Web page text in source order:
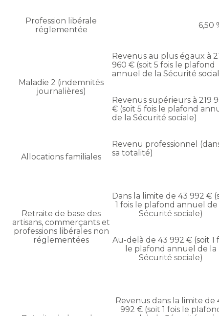
Profession libérale
réglementée
6,50
Maladie 2 (indemnités
journalières)
Revenus au plus égaux à
960 € (soit 5 fois le plafond
annuel de la Sécurité
Revenus supérieurs à 219
€ (soit 5 fois le plafond
de la Sécurité sociale)
Allocations familiales
Revenu professionnel
sa totalité)
Retraite de base des
artisans, commerçants et
professions libérales non
réglementées
Dans la limite de 43 992 €
1 fois le plafond annuel de
Sécurité sociale)
Au-delà de 43 992 € (soit 1
le plafond annuel de la
Sécurité sociale)
Revenus dans la limite de
992 € (soit 1 fois le